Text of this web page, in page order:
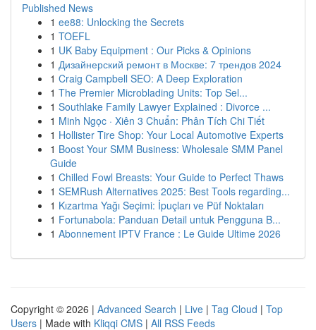
Published News
1 ee88: Unlocking the Secrets
1 TOEFL
1 UK Baby Equipment : Our Picks & Opinions
1 Дизайнерский ремонт в Москве: 7 трендов 2024
1 Craig Campbell SEO: A Deep Exploration
1 The Premier Microblading Units: Top Sel...
1 Southlake Family Lawyer Explained : Divorce ...
1 Minh Ngọc · Xiên 3 Chuẩn: Phân Tích Chi Tiết
1 Hollister Tire Shop: Your Local Automotive Experts
1 Boost Your SMM Business: Wholesale SMM Panel
Guide
1 Chilled Fowl Breasts: Your Guide to Perfect Thaws
1 SEMRush Alternatives 2025: Best Tools regarding...
1 Kızartma Yağı Seçimi: İpuçları ve Püf Noktaları
1 Fortunabola: Panduan Detail untuk Pengguna B...
1 Abonnement IPTV France : Le Guide Ultime 2026
Copyright © 2026 | Advanced Search | Live | Tag Cloud | Top
Users | Made with Kliqqi CMS | All RSS Feeds